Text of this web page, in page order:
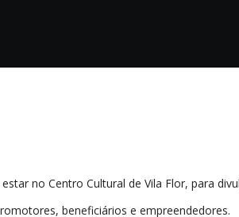
no Centro Cultural de Vila Flor, para
beneficiários e empreendedores.